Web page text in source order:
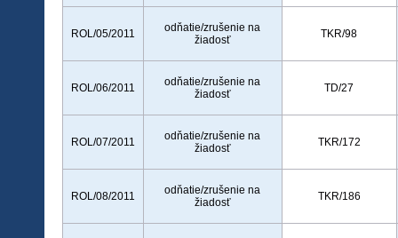
ROL/05/2011
odňatie/zrušenie na
žiadosť
TKR/98
ROL/06/2011
odňatie/zrušenie na
žiadosť
TD/27
ROL/07/2011
odňatie/zrušenie na
žiadosť
TKR/172
ROL/08/2011
odňatie/zrušenie na
žiadosť
TKR/186